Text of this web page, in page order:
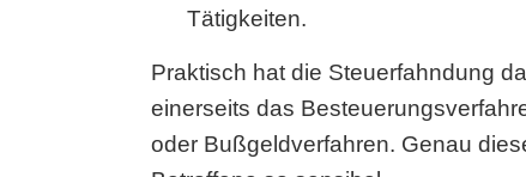
Tätigkeiten.
Praktisch hat die Steuerfahndung
einerseits das
oder Bußgeldverfahren. Genau